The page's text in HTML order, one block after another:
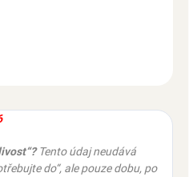
Tento údaj neudává
do“, ale pouze dobu, po